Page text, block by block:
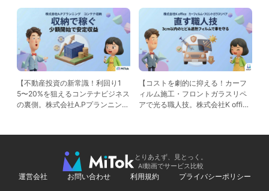
【不動産投資の新常識！利回り1
5〜20%を狙えるコンテナビジネス
の裏側。株式会社A.Pプランニン
【コストを劇的に抑える！カーフ
ィルム施工・フロントガラスリペ
アで光る職人技。株式会社K offic
とりあえず、見とっく。
AI動画でサービス比較
運営会社 お問い合わせ 利用規約 プライバシーポリシー